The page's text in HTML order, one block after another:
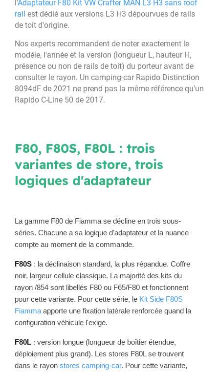
l'Adaptateur F80 Kit VW Crafter MAN L3 H3 sans roof
rail est dédié aux versions L3 H3 dépourvues de rails
de toit d'origine.
Nos experts recommandent de noter exactement le
modèle, l'année et la version (longueur L, hauteur H,
présence ou non de rails de toit) du porteur avant de
consulter le rayon. Un camping-car Rapido Distinction
8094dF de 2021 ne prend pas la même référence qu'un
Rapido C-Line 50 de 2017.
F80, F80S, F80L : trois
variantes de store, trois
logiques d'adaptateur
La gamme F80 de Fiamma se décline en trois sous-
séries. Chacune a sa logique d'adaptateur et la nuance
compte au moment de la commande.
F80S : la déclinaison standard, la plus répandue. Coffre
noir, largeur cellule classique. La majorité des kits du
rayon /854 sont libellés F80 ou F65/F80 et fonctionnent
pour cette variante. Pour cette série, le Kit Side F80S
Fiamma apporte une fixation latérale renforcée quand la
configuration véhicule l'exige.
F80L : version longue (longueur de boîtier étendue,
déploiement plus grand). Les stores F80L se trouvent
dans le rayon stores camping-car. Pour cette variante,